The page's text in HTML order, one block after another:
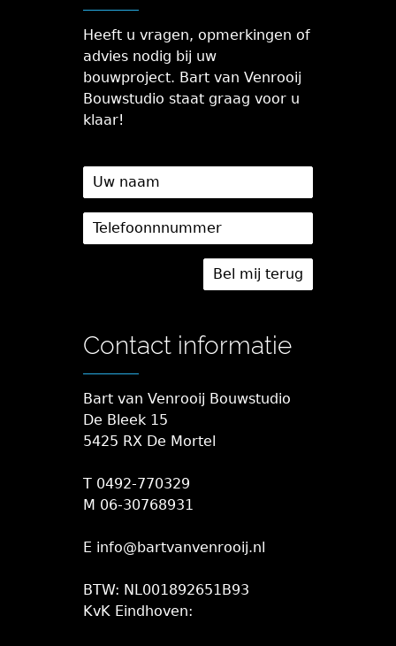
Heeft u vragen, opmerkingen of
advies nodig bij uw
bouwproject. Bart van Venrooij
Bouwstudio staat graag voor u
klaar!
Contact informatie
Bart van Venrooij Bouwstudio
De Bleek 15
5425 RX De Mortel
T 0492-770329
M 06-30768931
E info@bartvanvenrooij.nl
BTW: NL001892651B93
KvK Eindhoven: